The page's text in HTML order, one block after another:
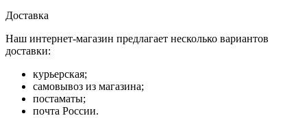
Доставка
Наш интернет-магазин предлагает несколько вариантов
доставки:
курьерская;
самовывоз из магазина;
постаматы;
почта России.